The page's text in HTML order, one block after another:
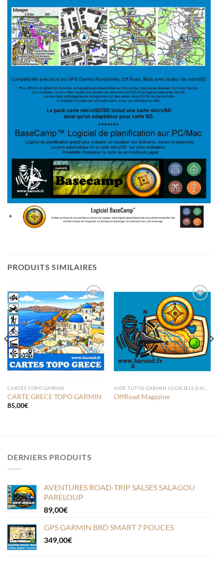
PRODUITS SIMILAIRES
Ajouter
à la liste
de
souhaits
CARTES TOPO GARMIN
CARTE GRECE TOPO GARMIN
85,00€
Ajouter
à la liste
de
souhaits
OffRoad Magazine
DERNIERS PRODUITS
AVENTURES ROAD-TRIP SALSES SALAGOU
PARELOUP
89,00€
GPS GARMIN BRD SMART 7 POUCES
349,00€